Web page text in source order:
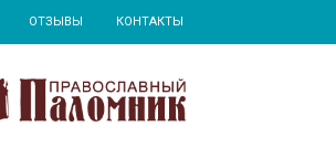
ОТЗЫВЫ КОНТАКТЫ